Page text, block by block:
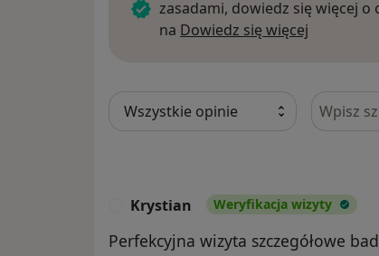
zasadami, dowiedz się więcej
na Dowiedz się więcej
Szukaj w
Krystian Weryfikacja wizyty
Perfekcyjna wizyta szczegółowe